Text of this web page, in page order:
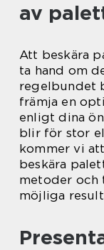
av
Att beskära
ta hand om
regelbundet
främja en
enligt dina
blir för stor
kommer vi
beskära
metoder och
möjliga